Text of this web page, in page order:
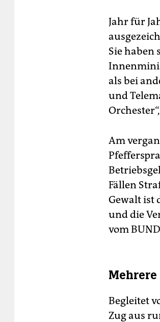
Jahr für
Sie haben
als bei
und
Am
Fällen
Gewalt ist
und die
vom
Begleitet
Zug aus